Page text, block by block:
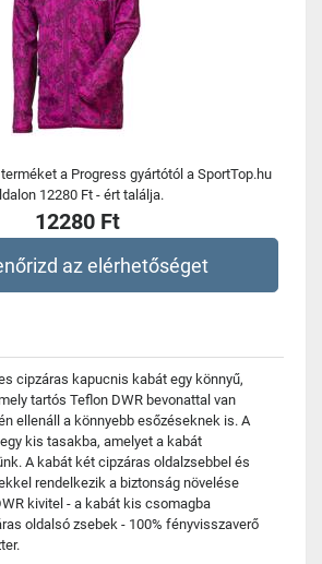
a Progress gyártótól a SportTop.hu
12280 Ft - ért találja.
12280 Ft
az elérhetőséget
cipzáras kapucnis kabát egy könnyű,
tartós Teflon DWR bevonattal van
ellenáll a könnyebb esőzéseknek is. A
kis tasakba, amelyet a kabát
A kabát két cipzáras oldalzsebbel és
rendelkezik a biztonság növelése
kivitel - a kabát kis csomagba
oldalsó zsebek - 100% fényvisszaverő